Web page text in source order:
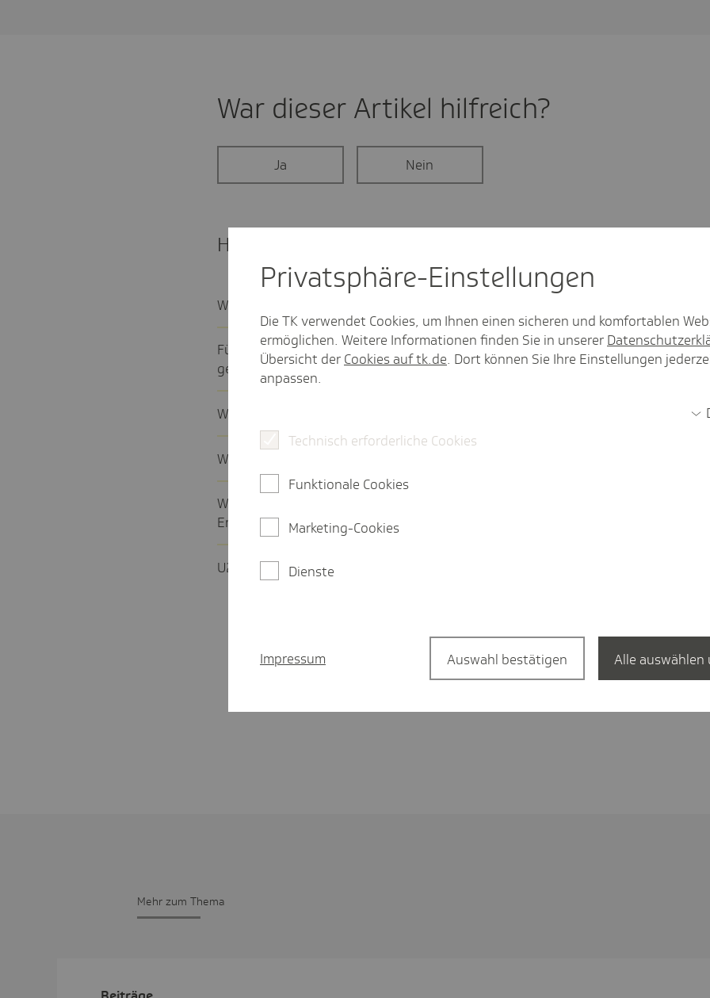
War dieser Artikel hilf­reich?
Ja Nein
Häufige Fragen
Was ist die Entgelt­fort­zah­lungs­ver­si­che­rung (Umlage U1 und U2)?
Für welche Unter­nehmen ist die Entgelt­fort­zah­lungs­ver­si­che­rung (U1 und U2)
gedacht?
Wie hoch ist die Erstat­tung bei Entgelt­fort­zah­lung (U1 und U2)?
Wie kann ich die Höhe der Umla­ge­bei­träge ermit­teln?
Wie und bis wann infor­miere ich die Tech­niker über meinen gewünschten Umlage-
Erstat­tungs­satz?
U2 - Mutter­schaft: Wie hoch ist die Erstat­tung bei einem Beschäf­ti­gungs­ver­bot?
Mehr zum Thema
Privat­sphäre-Einstel­lungen
Die TK verwendet Cookies, um Ihnen einen sicheren und komfortablen
ermöglichen. Weitere Informationen finden Sie in unserer
Übersicht der Cookies auf tk.de. Dort können Sie Ihre Einstellungen
anpassen.
Technisch erforderliche Cookies
Funktionale Cookies
Marketing-Cookies
Dienste
Impressum Auswahl bestätigen Alle auswählen